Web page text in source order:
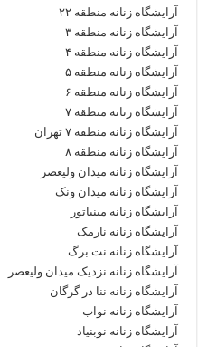
آرایشگاه زنانه منطقه ۲۲
آرایشگاه زنانه منطقه ۳
آرایشگاه زنانه منطقه ۴
آرایشگاه زنانه منطقه ۵
آرایشگاه زنانه منطقه ۶
آرایشگاه زنانه منطقه ۷
آرایشگاه زنانه منطقه ۷ تهران
آرایشگاه زنانه منطقه ۸
آرایشگاه زنانه میدان ولیعصر
آرایشگاه زنانه میدان ونک
آرایشگاه زنانه مینیاتور
آرایشگاه زنانه نارمک
آرایشگاه زنانه نت برگ
آرایشگاه زنانه نزدیک میدان ولیعصر
آرایشگاه زنانه ننا در گرگان
آرایشگاه زنانه نواب
آرایشگاه زنانه نوبنیاد